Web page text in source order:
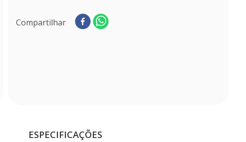
Compartilhar
ESPECIFICAÇÕES